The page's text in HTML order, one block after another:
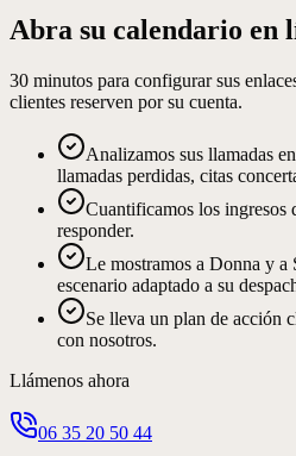
Abra su calendario en
30 minutos para configurar sus
clientes reserven por su cuenta.
Analizamos sus llamadas
llamadas perdidas, citas
Cuantificamos los ingresos
responder.
Le mostramos a Donna y a
escenario adaptado a su
Se lleva un plan de acción
con nosotros.
Llámenos ahora
06 35 20 50 44